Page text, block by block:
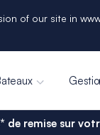
of our site in
de remise sur